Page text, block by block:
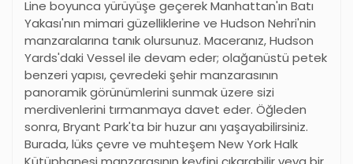
Line boyunca yürüyüşe geçerek Manhattan'ın Batı
Yakası'nın mimari güzelliklerine ve Hudson Nehri'nin
manzaralarına tanık olursunuz. Maceranız, Hudson
Yards'daki Vessel ile devam eder; olağanüstü petek
benzeri yapısı, çevredeki şehir manzarasının
panoramik görünümlerini sunmak üzere sizi
merdivenlerini tırmanmaya davet eder. Öğleden
sonra, Bryant Park'ta bir huzur anı yaşayabilirsiniz.
Burada, lüks çevre ve muhteşem New York Halk